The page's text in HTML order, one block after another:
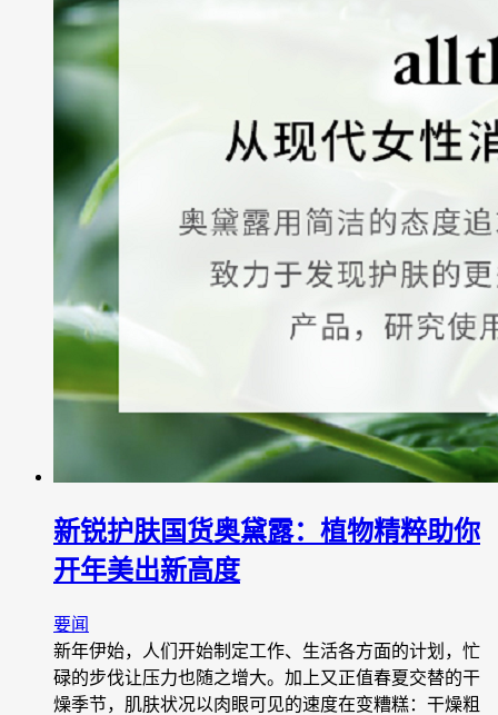
新锐护肤国货奥黛露：植物精粹助你
开年美出新高度
要闻
新年伊始，人们开始制定工作、生活各方面的计划，忙
碌的步伐让压力也随之增大。加上又正值春夏交替的干
燥季节，肌肤状况以肉眼可见的速度在变糟糕：干燥粗